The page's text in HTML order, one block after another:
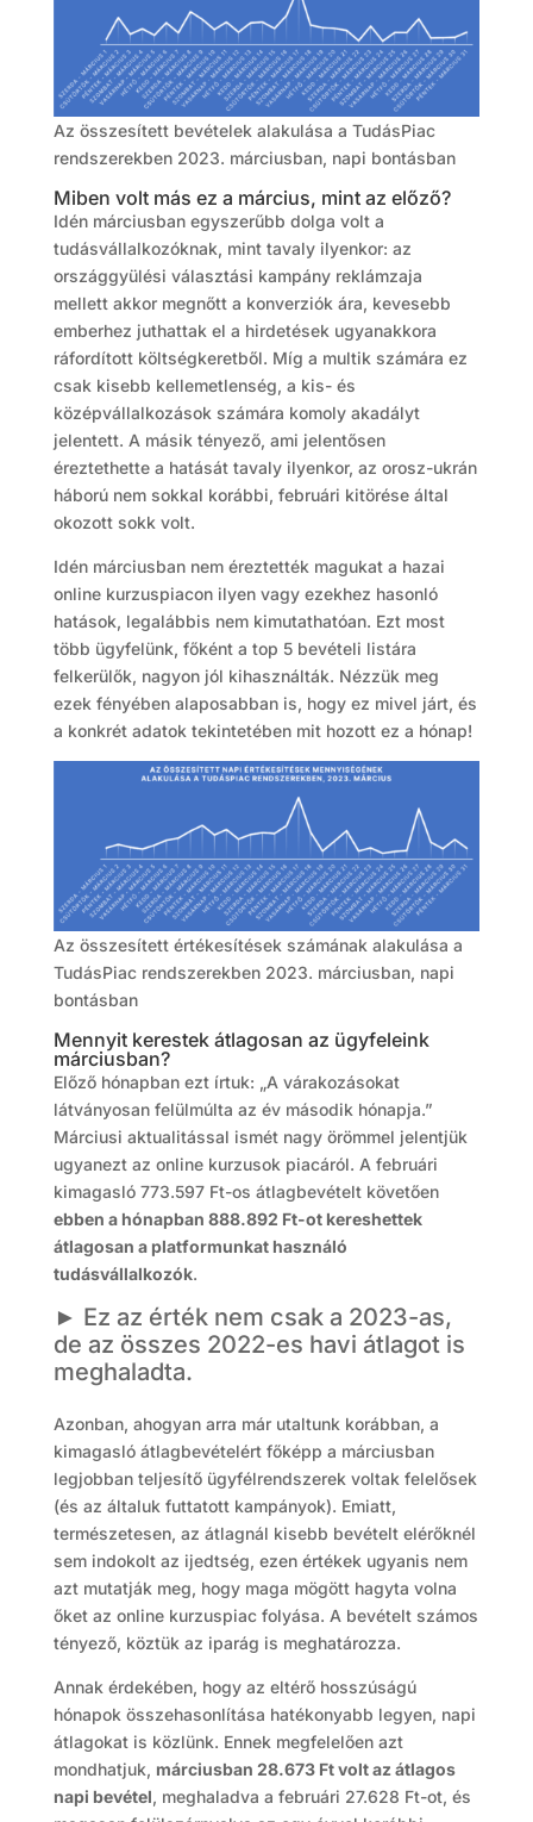
Az összesített bevételek alakulása a TudásPiac
rendszerekben 2023. márciusban, napi bontásban
Miben volt más ez a március, mint az előző?
Idén márciusban egyszerűbb dolga volt a
tudásvállalkozóknak, mint tavaly ilyenkor: az
országgyülési választási kampány reklámzaja
mellett akkor megnőtt a konverziók ára, kevesebb
emberhez juthattak el a hirdetések ugyanakkora
ráfordított költségkeretből. Míg a multik számára ez
csak kisebb kellemetlenség, a kis- és
középvállalkozások számára komoly akadályt
jelentett. A másik tényező, ami jelentősen
éreztethette a hatását tavaly ilyenkor, az orosz-ukrán
háború nem sokkal korábbi, februári kitörése által
okozott sokk volt.
Idén márciusban nem éreztették magukat a hazai
online kurzuspiacon ilyen vagy ezekhez hasonló
hatások, legalábbis nem kimutathatóan. Ezt most
több ügyfelünk, főként a top 5 bevételi listára
felkerülők, nagyon jól kihasználták. Nézzük meg
ezek fényében alaposabban is, hogy ez mivel járt, és
a konkrét adatok tekintetében mit hozott ez a hónap!
Az összesített értékesítések számának alakulása a
TudásPiac rendszerekben 2023. márciusban, napi
bontásban
Mennyit kerestek átlagosan az ügyfeleink
márciusban?
Előző hónapban ezt írtuk: „A várakozásokat
látványosan felülmúlta az év második hónapja.”
Márciusi aktualitással ismét nagy örömmel jelentjük
ugyanezt az online kurzusok piacáról. A februári
kimagasló 773.597 Ft-os átlagbevételt követően
ebben a hónapban 888.892 Ft-ot kereshettek
átlagosan a platformunkat használó
tudásvállalkozók.
► Ez az érték nem csak a 2023-as,
de az összes 2022-es havi átlagot is
meghaladta.
Azonban, ahogyan arra már utaltunk korábban, a
kimagasló átlagbevételért főképp a márciusban
legjobban teljesítő ügyfélrendszerek voltak felelősek
(és az általuk futtatott kampányok). Emiatt,
természetesen, az átlagnál kisebb bevételt elérőknél
sem indokolt az ijedtség, ezen értékek ugyanis nem
azt mutatják meg, hogy maga mögött hagyta volna
őket az online kurzuspiac folyása. A bevételt számos
tényező, köztük az iparág is meghatározza.
Annak érdekében, hogy az eltérő hosszúságú
hónapok összehasonlítása hatékonyabb legyen, napi
átlagokat is közlünk. Ennek megfelelően azt
mondhatjuk, márciusban 28.673 Ft volt az átlagos
napi bevétel, meghaladva a februári 27.628 Ft-ot, és